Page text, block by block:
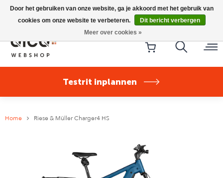
Riese & Müller Nevo5 Silent Core nu direct uit voorraad
leverbaar!
Testrit inplannen
Home Riese & Müller Charger4 HS
Door het gebruiken van onze website, ga je akkoord met het gebruik van
cookies om onze website te verbeteren.
Dit bericht verbergen
Meer over cookies »